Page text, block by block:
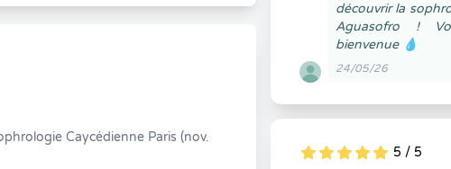
Caycédienne Paris (nov.
découvrir la
Aguasofro !
bienvenue 💧
24/05/26
5
1
5
0 5 / 5